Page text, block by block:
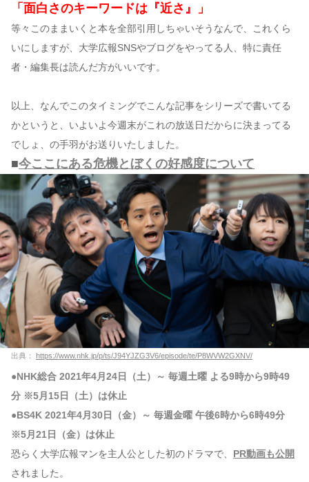
「面白さのキーワードは『近さ』」
等々このままいくと本を全部引用しちゃいそうなんで、これくら
いにしますが、大学広報SNSやブログをやってる人、特に責任
者・編集長は読んだ方がいいです。
以上、なんでこのタイミングでこんな記事をシリーズで書いてる
かというと、いよいよ今週末がこれの放送日だからに決まってる
でしょ、の手羽がお送りいたしました。
■今ここにある危機とぼくの好感度について
出典： https://www.nhk.jp/p/ts/J94YJZG3V6/episode/te/P8WVW2GXNV/
●NHK総合 2021年4月24日（土）～ 毎週土曜 よる9時から9時49
分 ※5月15日（土）は休止
●BS4K 2021年4月30日（金）～ 毎週金曜 午後6時から6時49分
※5月21日（金）は休止
恐らく大学広報マンを主人公とした初のドラマで、 PR動画も公開
されました。